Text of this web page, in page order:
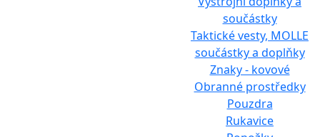
součástky
Taktické vesty, MOLLE
součástky a doplňky
Znaky - kovové
Obranné prostředky
Pouzdra
Rukavice